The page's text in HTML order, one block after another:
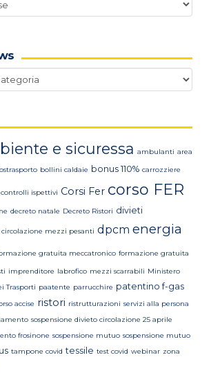
e sicuressa ambulanti area
bollini caldaie bonus 110% carrozziere
controlli ispettivi Corsi Fer corso FER
decreto natale Decreto Ristori divieti
mezzi pesanti dpcm energia
gratuita meccatronico formazione gratuita
imprenditore labrofico mezzi scarrabili Ministero
Trasporti paatente parrucchire patentino f-gas
accise ristori ristrutturazioni servizi alla persona
sospensione divieto circolazione 25 aprile
frosinone sospensione mutuo sospensione mutuo
tampone covid tessile test covid webinar zona